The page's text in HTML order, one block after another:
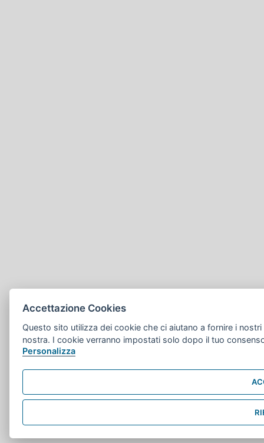
Accettazione Cookies
Questo sito utilizza dei cookie che ci aiutano a fornire i
nostra. I cookie verranno impostati solo dopo il tuo
Personalizza